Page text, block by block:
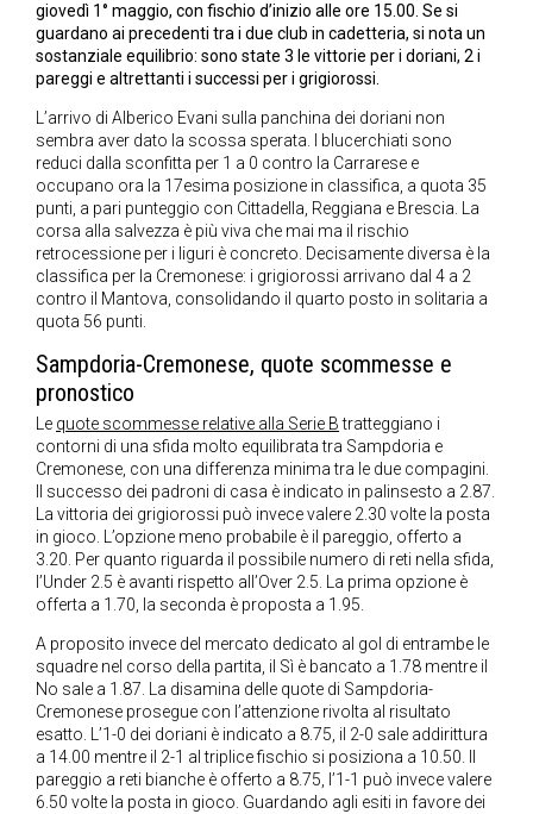
giovedì 1° maggio, con fischio d’inizio alle ore 15.00. Se si
guardano ai precedenti tra i due club in cadetteria, si nota un
sostanziale equilibrio: sono state 3 le vittorie per i doriani, 2 i
pareggi e altrettanti i successi per i grigiorossi.
L’arrivo di Alberico Evani sulla panchina dei doriani non
sembra aver dato la scossa sperata. I blucerchiati sono
reduci dalla sconfitta per 1 a 0 contro la Carrarese e
occupano ora la 17esima posizione in classifica, a quota 35
punti, a pari punteggio con Cittadella, Reggiana e Brescia. La
corsa alla salvezza è più viva che mai ma il rischio
retrocessione per i liguri è concreto. Decisamente diversa è la
classifica per la Cremonese: i grigiorossi arrivano dal 4 a 2
contro il Mantova, consolidando il quarto posto in solitaria a
quota 56 punti.
Sampdoria-Cremonese, quote scommesse e
pronostico
Le quote scommesse relative alla Serie Btratteggiano i
contorni di una sfida molto equilibrata tra Sampdoria e
Cremonese, con una differenza minima tra le due compagini.
Il successo dei padroni di casa è indicato in palinsesto a 2.87.
La vittoria dei grigiorossi può invece valere 2.30 volte la posta
in gioco. L’opzione meno probabile è il pareggio, offerto a
3.20. Per quanto riguarda il possibile numero di reti nella sfida,
l’Under 2.5 è avanti rispetto all’Over 2.5. La prima opzione è
offerta a 1.70, la seconda è proposta a 1.95.
A proposito invece del mercato dedicato al gol di entrambe le
squadre nel corso della partita, il Sì è bancato a 1.78 mentre il
No sale a 1.87. La disamina delle quote di Sampdoria-
Cremonese prosegue con l’attenzione rivolta al risultato
esatto. L’1-0 dei doriani è indicato a 8.75, il 2-0 sale addirittura
a 14.00 mentre il 2-1 al triplice fischio si posiziona a 10.50. Il
pareggio a reti bianche è offerto a 8.75, l’1-1 può invece valere
6.50 volte la posta in gioco. Guardando agli esiti in favore dei